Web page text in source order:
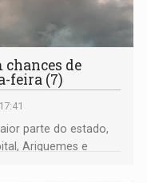
chances de
feira (7)
parte do estado,
Ariquemes e